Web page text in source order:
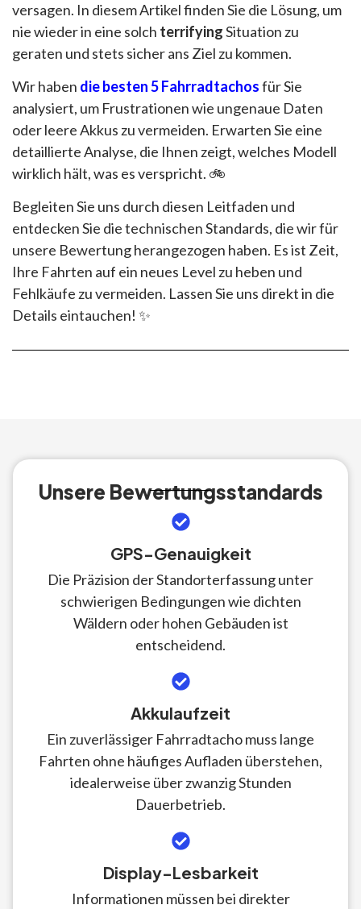
versagen. In diesem Artikel finden Sie die Lösung, um
nie wieder in eine solch terrifyingSituation zu
geraten und stets sicher ans Ziel zu kommen.
Wir haben die besten 5 Fahrradtachosfür Sie
analysiert, um Frustrationen wie ungenaue Daten
oder leere Akkus zu vermeiden. Erwarten Sie eine
detaillierte Analyse, die Ihnen zeigt, welches Modell
wirklich hält, was es verspricht. 🚲
Begleiten Sie uns durch diesen Leitfaden und
entdecken Sie die technischen Standards, die wir für
unsere Bewertung herangezogen haben. Es ist Zeit,
Ihre Fahrten auf ein neues Level zu heben und
Fehlkäufe zu vermeiden. Lassen Sie uns direkt in die
Details eintauchen! ✨
Unsere Bewertungsstandards
GPS-Genauigkeit
Die Präzision der Standorterfassung unter
schwierigen Bedingungen wie dichten
Wäldern oder hohen Gebäuden ist
entscheidend.
Akkulaufzeit
Ein zuverlässiger Fahrradtacho muss lange
Fahrten ohne häufiges Aufladen überstehen,
idealerweise über zwanzig Stunden
Dauerbetrieb.
Display-Lesbarkeit
Informationen müssen bei direkter